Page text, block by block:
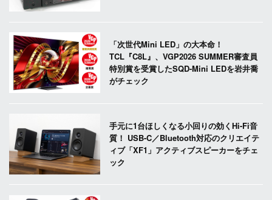
「次世代Mini LED」の大本命！
TCL『C8L』、VGP2026 SUMMER審査員
特別賞を受賞したSQD-Mini LEDを岩井喬
がチェック
手元に1台ほしくなる小回りの効くHi-Fi音
質！ USB-C／Bluetooth対応のクリエイテ
ィブ「XF1」アクティブスピーカーをチェ
ック